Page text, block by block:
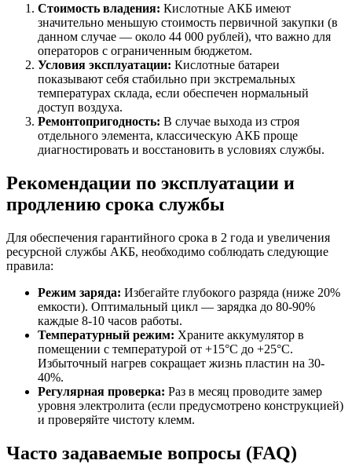
Стоимость владения: Кислотные АКБ имеют
значительно меньшую стоимость первичной закупки (в
данном случае — около 44 000 рублей), что важно для
операторов с ограниченным бюджетом.
Условия эксплуатации: Кислотные батареи
показывают себя стабильно при экстремальных
температурах склада, если обеспечен нормальный
доступ воздуха.
Ремонтопригодность: В случае выхода из строя
отдельного элемента, классическую АКБ проще
диагностировать и восстановить в условиях службы.
Рекомендации по эксплуатации и
продлению срока службы
Для обеспечения гарантийного срока в 2 года и увеличения
ресурсной службы АКБ, необходимо соблюдать следующие
правила:
Режим заряда: Избегайте глубокого разряда (ниже 20%
емкости). Оптимальный цикл — зарядка до 80-90%
каждые 8-10 часов работы.
Температурный режим: Храните аккумулятор в
помещении с температурой от +15°C до +25°C.
Избыточный нагрев сокращает жизнь пластин на 30-
40%.
Регулярная проверка: Раз в месяц проводите замер
уровня электролита (если предусмотрено конструкцией)
и проверяйте чистоту клемм.
Часто задаваемые вопросы (FAQ)